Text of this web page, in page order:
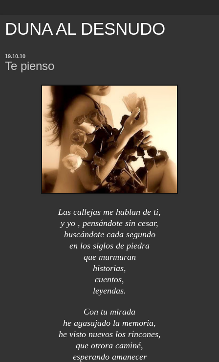
DUNA AL DESNUDO
19.10.10
Te pienso
Las callejas me hablan de ti,
y yo , pensándote sin cesar,
buscándote cada segundo
en los siglos de piedra
que murmuran
historias,
cuentos,
leyendas.
Con tu mirada
he agasajado la memoria,
he visto nuevos los rincones,
que otrora caminé,
esperando amanecer